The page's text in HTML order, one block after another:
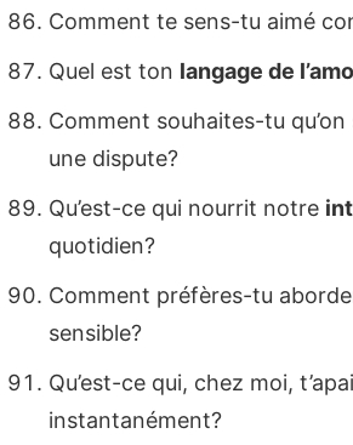
Comment te sens-tu aimé
Quel est ton langage de
Comment souhaites-tu
une dispute?
Qu’est-ce qui nourrit notre
quotidien?
Comment préfères-tu
sensible?
Qu’est-ce qui, chez moi,
instantanément?